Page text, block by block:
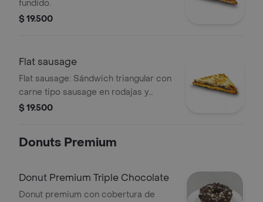
fundido.
$ 19.500
Flat sausage
Flat sausage: Sándwich triangular con
carne tipo sausage en rodajas y
queso fundido.
$ 19.500
Donuts Premium
Donut Premium Triple Chocolate
Donut premium con cobertura de